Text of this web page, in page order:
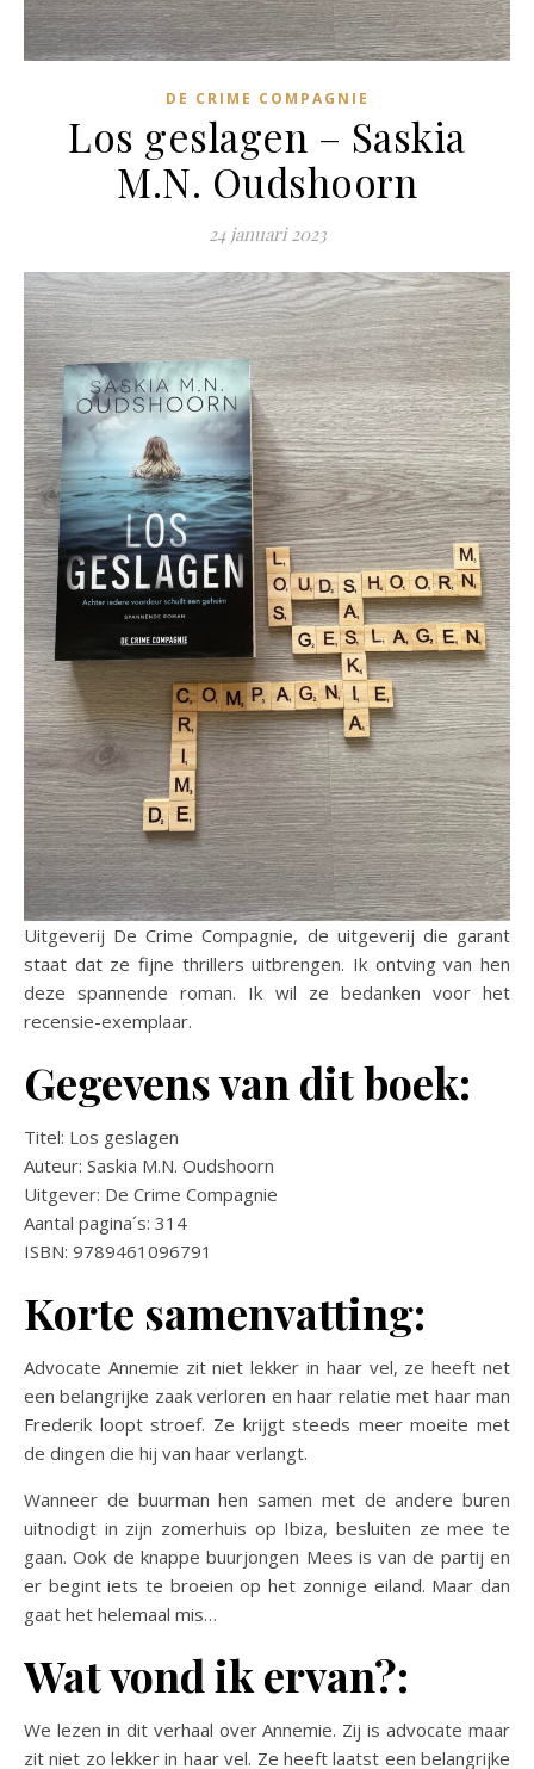
DE CRIME COMPAGNIE
Los geslagen – Saskia
M.N. Oudshoorn
24 januari 2023
Uitgeverij De Crime Compagnie, de uitgeverij die garant
staat dat ze fijne thrillers uitbrengen. Ik ontving van hen
deze spannende roman. Ik wil ze bedanken voor het
recensie-exemplaar.
Gegevens van dit boek:
Titel: Los geslagen
Auteur: Saskia M.N. Oudshoorn
Uitgever: De Crime Compagnie
Aantal pagina´s: 314
ISBN: 9789461096791
Korte samenvatting:
Advocate Annemie zit niet lekker in haar vel, ze heeft net
een belangrijke zaak verloren en haar relatie met haar man
Frederik loopt stroef. Ze krijgt steeds meer moeite met
de dingen die hij van haar verlangt.
Wanneer de buurman hen samen met de andere buren
uitnodigt in zijn zomerhuis op Ibiza, besluiten ze mee te
gaan. Ook de knappe buurjongen Mees is van de partij en
er begint iets te broeien op het zonnige eiland. Maar dan
gaat het helemaal mis…
Wat vond ik ervan?:
We lezen in dit verhaal over Annemie. Zij is advocate maar
zit niet zo lekker in haar vel. Ze heeft laatst een belangrijke